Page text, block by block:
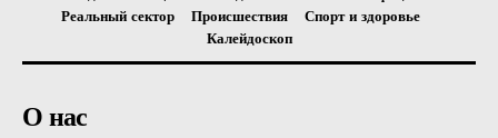
Реальный сектор
Происшествия
Спорт и здоровье
Калейдоскоп
О нас